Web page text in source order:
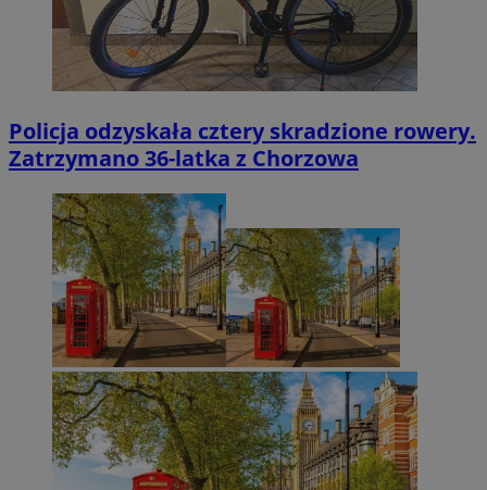
Policja odzyskała cztery skradzione rowery.
Zatrzymano 36-latka z Chorzowa